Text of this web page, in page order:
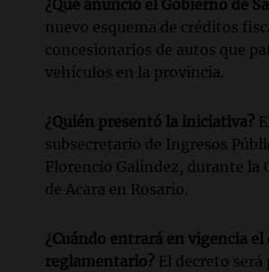
¿Qué anunció el Gobierno de
nuevo esquema de créditos
concesionarios de autos que
vehículos en la provincia.
¿Quién presentó la iniciativa? El
subsecretario de Ingresos
Florencio Galíndez, durante la
de Acara en Rosario.
¿Cuándo entrará en vigencia el
reglamentario? El decreto será